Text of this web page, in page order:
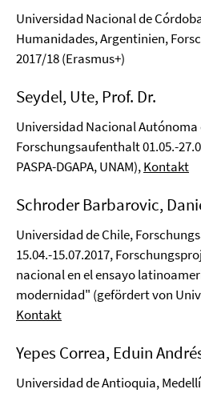
Universidad Nacional de
Humanidades, Argentinien,
2017/18 (Erasmus+)
Seydel, Ute, Prof. Dr.
Universidad Nacional Autónoma
Forschungsaufenthalt 01.05.-
PASPA-DGAPA, UNAM),Kontakt
Schroder Barbarovic,
Universidad de Chile,
15.04.-15.07.2017,
nacional en el ensayo
modernidad" (gefördert von
Kontakt
Yepes Correa, Eduin
Universidad de Antioquia,